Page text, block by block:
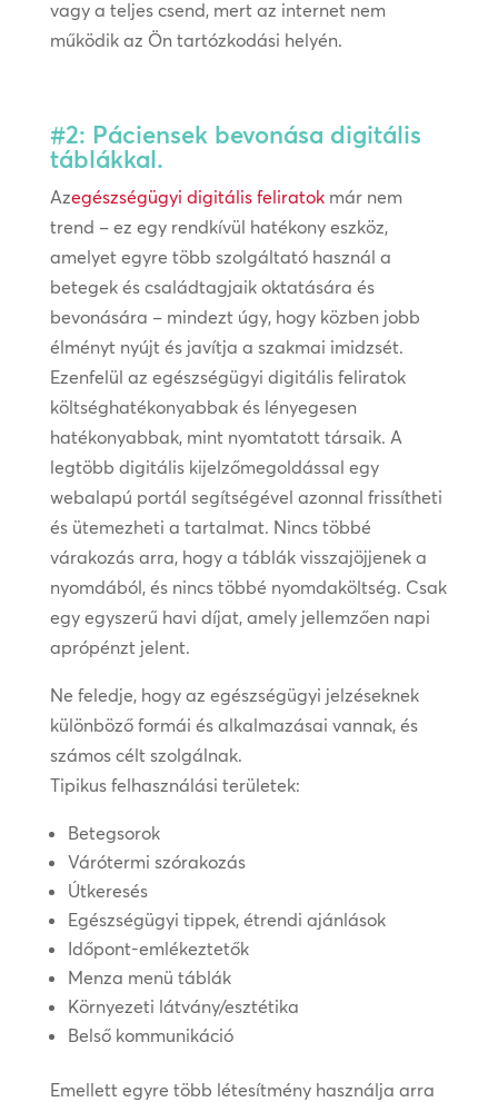
vagy a teljes csend, mert az internet nem
működik az Ön tartózkodási helyén.
#2: Páciensek bevonása digitális
táblákkal.
Azegészségügyi digitális feliratokmár nem
trend – ez egy rendkívül hatékony eszköz,
amelyet egyre több szolgáltató használ a
betegek és családtagjaik oktatására és
bevonására – mindezt úgy, hogy közben jobb
élményt nyújt és javítja a szakmai imidzsét.
Ezenfelül az egészségügyi digitális feliratok
költséghatékonyabbak és lényegesen
hatékonyabbak, mint nyomtatott társaik. A
legtöbb digitális kijelzőmegoldással egy
webalapú portál segítségével azonnal frissítheti
és ütemezheti a tartalmat. Nincs többé
várakozás arra, hogy a táblák visszajöjjenek a
nyomdából, és nincs többé nyomdaköltség. Csak
egy egyszerű havi díjat, amely jellemzően napi
aprópénzt jelent.
Ne feledje, hogy az egészségügyi jelzéseknek
különböző formái és alkalmazásai vannak, és
számos célt szolgálnak.
Tipikus felhasználási területek:
Betegsorok
Várótermi szórakozás
Útkeresés
Egészségügyi tippek, étrendi ajánlások
Időpont-emlékeztetők
Menza menü táblák
Környezeti látvány/esztétika
Belső kommunikáció
Emellett egyre több létesítmény használja arra